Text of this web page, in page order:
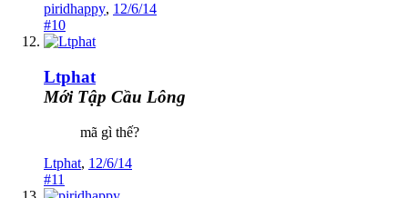
piridhappy, 12/6/14
#10
Ltphat
Mới Tập Cầu Lông
mã gì thế?
Ltphat, 12/6/14
#11